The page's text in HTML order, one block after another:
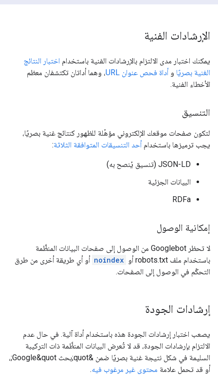
الإرشادات الفنية
يمكنك اختبار مدى الالتزام بالإرشادات الفنية باستخدام اختبار النتائج
الغنية بصريًا و أداة فحص عنوان URL
، وهما أداتان تكتشفان معظم
الأخطاء الفنية.
التنسيق
لتكون صفحات موقعك الإلكتروني مؤهّلة للظهور كنتائج غنية بصريًا،
يجب ترميزها باستخدامأحد التنسيقات المتوافقة الثلاثة:
‫JSON-LD (تنسيق يُنصح به)
البيانات الجزئية
RDFa
إمكانية الوصول
لا تحظر Googlebot من الوصول إلى صفحات البيانات المنظَّمة
باستخدام ملف robots.txt أو
noindex أو أي طريقة أخرى من طرق
التحكّم في الوصول إلى الصفحات.
إرشادات الجودة
يصعب اختبار إرشادات الجودة هذه باستخدام أداة آلية. في حال عدم
الالتزام بإرشادات الجودة، قد لا تُعرض البيانات المنظَّمة ذات التركيبة
السليمة في شكل نتيجة غنية بصريًا ضمن &quot;بحث Google&quot;،
أو قد تحمل علامة محتوى غير مرغوب فيه.